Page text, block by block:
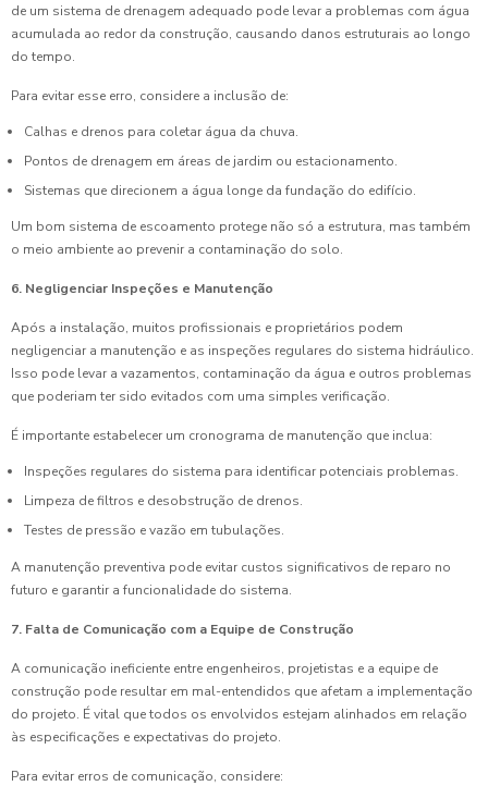
de um sistema de drenagem adequado pode levar a problemas com água
acumulada ao redor da construção, causando danos estruturais ao longo
do tempo.
Para evitar esse erro, considere a inclusão de:
Calhas e drenos para coletar água da chuva.
Pontos de drenagem em áreas de jardim ou estacionamento.
Sistemas que direcionem a água longe da fundação do edifício.
Um bom sistema de escoamento protege não só a estrutura, mas também
o meio ambiente ao prevenir a contaminação do solo.
6. Negligenciar Inspeções e Manutenção
Após a instalação, muitos profissionais e proprietários podem
negligenciar a manutenção e as inspeções regulares do sistema hidráulico.
Isso pode levar a vazamentos, contaminação da água e outros problemas
que poderiam ter sido evitados com uma simples verificação.
É importante estabelecer um cronograma de manutenção que inclua:
Inspeções regulares do sistema para identificar potenciais problemas.
Limpeza de filtros e desobstrução de drenos.
Testes de pressão e vazão em tubulações.
A manutenção preventiva pode evitar custos significativos de reparo no
futuro e garantir a funcionalidade do sistema.
7. Falta de Comunicação com a Equipe de Construção
A comunicação ineficiente entre engenheiros, projetistas e a equipe de
construção pode resultar em mal-entendidos que afetam a implementação
do projeto. É vital que todos os envolvidos estejam alinhados em relação
às especificações e expectativas do projeto.
Para evitar erros de comunicação, considere: